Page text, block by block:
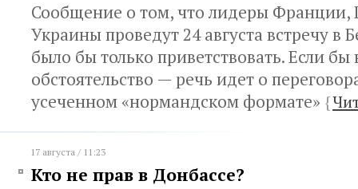
Сообщение о том, что лидеры Франции,
Украины проведут 24 августа встречу в
было бы только приветствовать. Если
обстоятельство — речь идет о
усеченном «нормандском формате» {
17 августа / 11:23
Кто не прав в Донбассе?